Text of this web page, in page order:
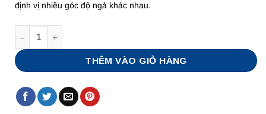
định vị nhiều góc độ ngả khác nhau.
Số lượng
THÊM VÀO GIỎ HÀNG